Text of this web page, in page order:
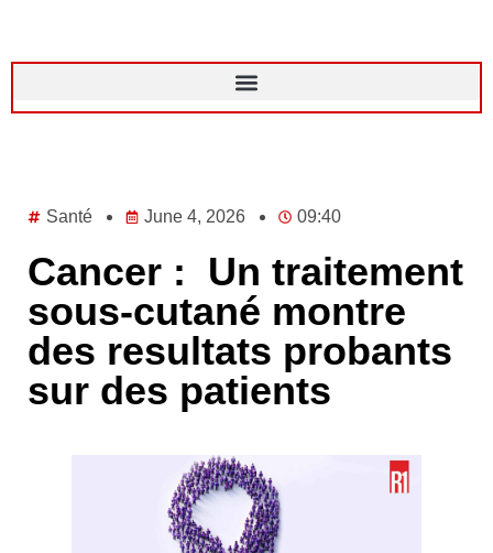
Santé June 4, 2026 09:40
Cancer : Un traitement
sous-cutané montre
des resultats probants
sur des patients